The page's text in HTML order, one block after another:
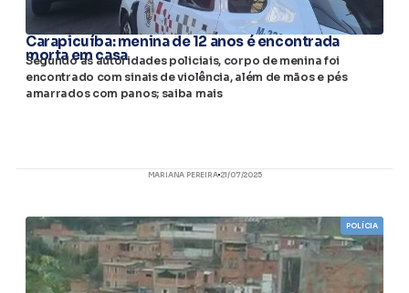
Carapicuíba: menina de 12 anos é encontrada
morta em casa
Segundo as autoridades policiais, corpo de menina foi
encontrado com sinais de violência, além de mãos e pés
amarrados com panos; saiba mais
MARIANA PEREIRA 21/07/2025
POLÍCIA